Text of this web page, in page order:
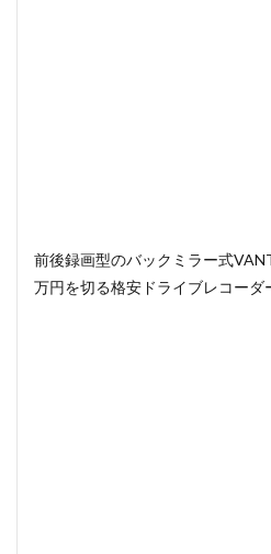
前後録画型のバックミラー式
万円を切る格安ドライブレコーダ